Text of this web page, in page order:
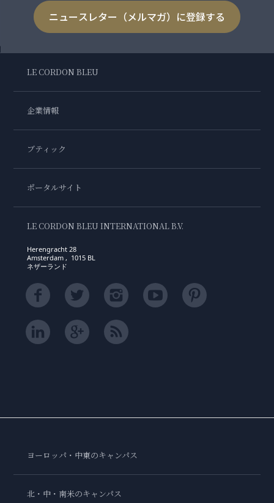
ニュースレター（メルマガ）に登録する
LE CORDON BLEU
企業情報
ブティック
ポータルサイト
LE CORDON BLEU INTERNATIONAL B.V.
Herengracht 28
Amsterdam , 1015 BL
ネザーランド
ヨーロッパ・中東のキャンパス
北・中・南米のキャンパス